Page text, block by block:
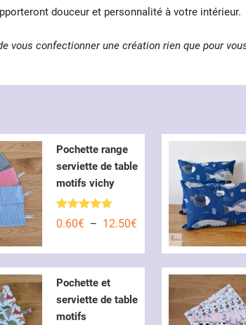
douceur et personnalité à votre intérieur.
vous confectionner une création rien que pour
Pochette range
serviette de table
motifs vichy
Note5.00
sur 5
0.60€ – 12.50€Plage
prix :
12.50€
Pochette et
serviette de table
motifs